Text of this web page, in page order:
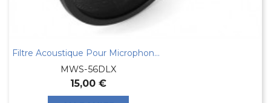
Filtre Acoustique Pour Microphone Anti Pop...
MWS-56DLX
15,00 €